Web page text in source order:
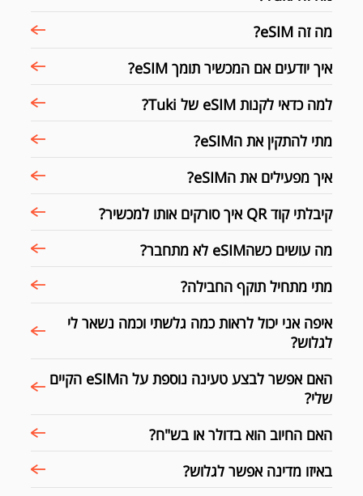
מה זה eSIM?
איך יודעים אם המכשיר תומך eSIM?
למה כדאי לקנות eSIM של Tuki?
מתי להתקין את הeSIM?
איך מפעילים את הeSIM?
קיבלתי קוד QR איך סורקים אותו למכשיר?
מה עושים כשהeSIM לא מתחבר?
מתי מתחיל תוקף החבילה?
איפה אני יכול לראות כמה גלשתי וכמה נשאר לי
לגלוש?
האם אפשר לבצע טעינה נוספת על הeSIM הקיים
שלי?
האם החיוב הוא בדולר או בש"ח?
באיזו מדינה אפשר לגלוש?